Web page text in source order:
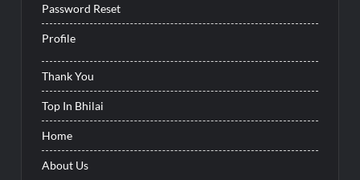
Password Reset
Profile
Thank You
Top In Bhilai
Home
About Us